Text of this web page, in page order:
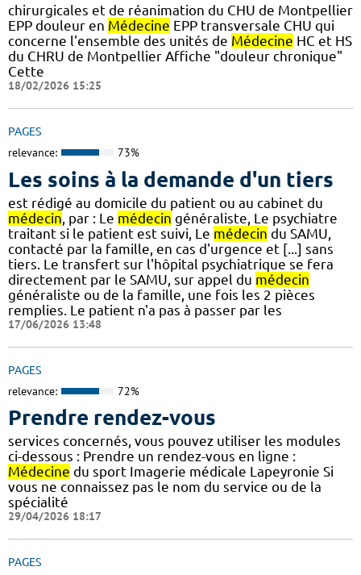
chirurgicales et de réanimation du CHU de Montpellier
EPP douleur en Médecine EPP transversale CHU qui
concerne l'ensemble des unités de Médecine HC et HS
du CHRU de Montpellier Affiche "douleur chronique"
Cette
18/02/2026 15:25
PAGES
relevance: 73%
Les soins à la demande d'un tiers
est rédigé au domicile du patient ou au cabinet du
médecin , par : Le médecin généraliste, Le psychiatre
traitant si le patient est suivi, Le médecin du SAMU,
contacté par la famille, en cas d'urgence et [...] sans
tiers. Le transfert sur l'hôpital psychiatrique se fera
directement par le SAMU, sur appel du médecin
généraliste ou de la famille, une fois les 2 pièces
remplies. Le patient n'a pas à passer par les
17/06/2026 13:48
PAGES
relevance: 72%
Prendre rendez-vous
services concernés, vous pouvez utiliser les modules
ci-dessous : Prendre un rendez-vous en ligne :
Médecine du sport Imagerie médicale Lapeyronie Si
vous ne connaissez pas le nom du service ou de la
spécialité
29/04/2026 18:17
PAGES